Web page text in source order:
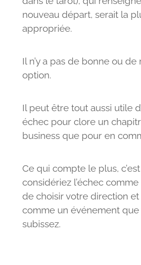
nouveau départ, serait la
appropriée.
Il n’y a pas de bonne ou de
option.
Il peut être tout aussi utile
échec pour clore un
business que pour en
Ce qui compte le plus,
considériez l’échec
de choisir votre direction et
comme un événement que
subissez.